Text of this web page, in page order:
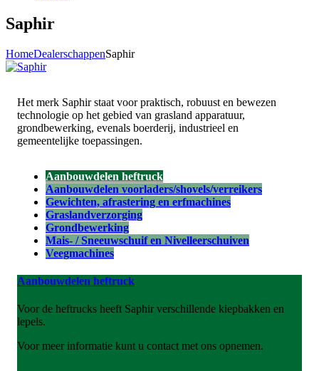
Saphir
HomeDealerschappenSaphir
Het merk Saphir staat voor praktisch, robuust en bewezen
technologie op het gebied van grasland apparatuur,
grondbewerking, evenals boerderij, industrieel en
gemeentelijke toepassingen.
Aanbouwdelen heftruck
Aanbouwdelen voorladers/shovels/verreikers
Gewichten, afrastering en erfmachines
Graslandverzorging
Grondbewerking
Mais- / Sneeuwschuif en Nivelleerschuiven
Veegmachines
Aanbouwdelen heftruck
Voor de heftrucks heeft Saphir verschillende kiepbakken en
lepels.
Voor meer informatie kunt u contact met ons opnemen.